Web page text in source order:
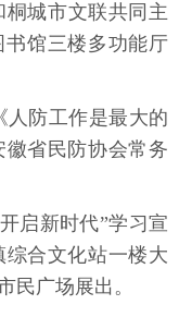
桐城市文联共同主
书馆三楼多功能厅
人防工作是最大的
省民防协会常务
启新时代”学习宣
合文化站一楼大
民广场展出。